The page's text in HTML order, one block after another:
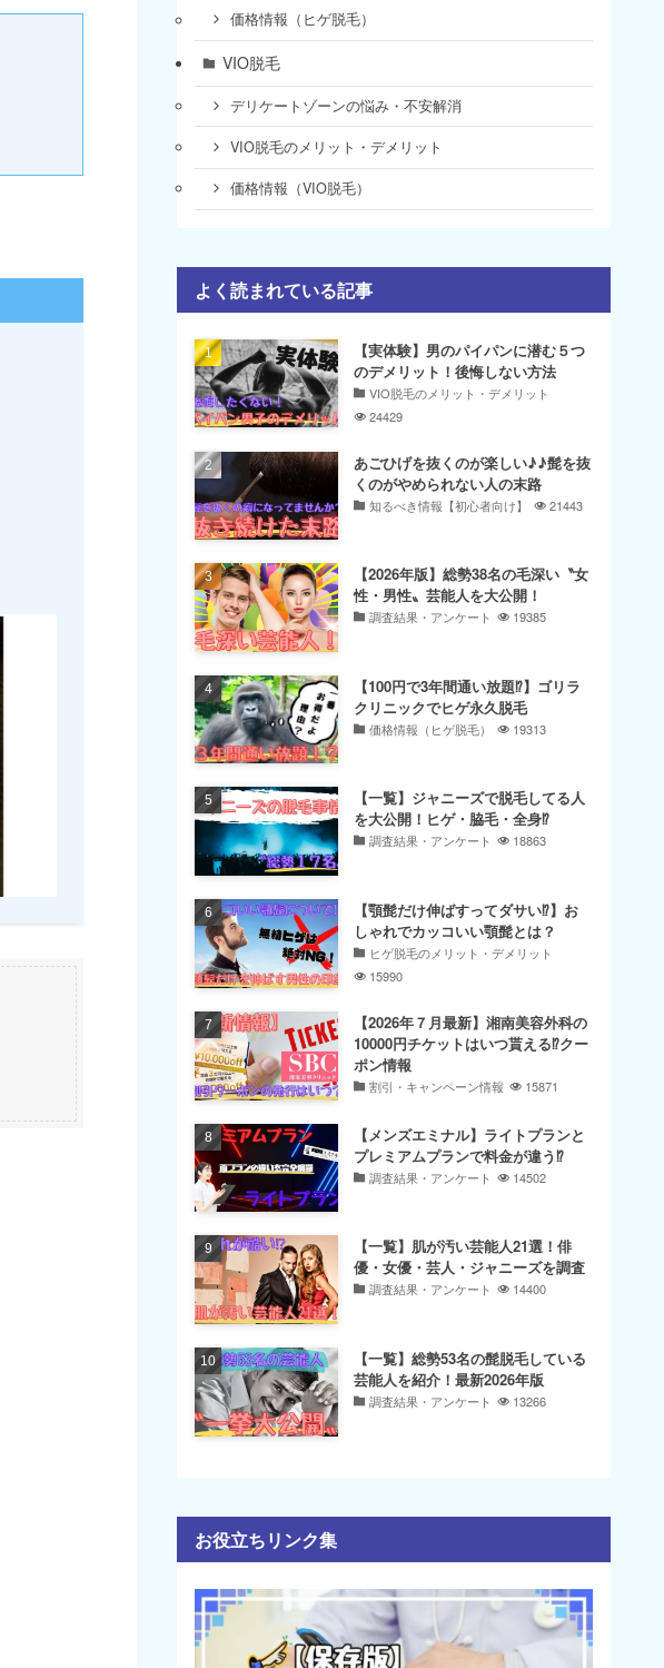
価格情報（ヒゲ脱毛）
VIO脱毛
デリケートゾーンの悩み・不安解消
VIO脱毛のメリット・デメリット
価格情報（VIO脱毛）
よく読まれている記事
【実体験】男のパイパンに潜む５つ
のデメリット！後悔しない方法
VIO脱毛のメリット・デメリット
24429
あごひげを抜くのが楽しい♪♪髭を抜
くのがやめられない人の末路
知るべき情報【初心者向け】 21443
【2026年版】総勢38名の毛深い〝女
性・男性〟芸能人を大公開！
調査結果・アンケート 19385
【100円で3年間通い放題⁉】ゴリラ
クリニックでヒゲ永久脱毛
価格情報（ヒゲ脱毛） 19313
【一覧】ジャニーズで脱毛してる人
を大公開！ヒゲ・脇毛・全身⁉
調査結果・アンケート 18863
【顎髭だけ伸ばすってダサい⁉】お
しゃれでカッコいい顎髭とは？
ヒゲ脱毛のメリット・デメリット
15990
【2026年７月最新】湘南美容外科の
10000円チケットはいつ貰える⁉クー
ポン情報
割引・キャンペーン情報 15871
【メンズエミナル】ライトプランと
プレミアムプランで料金が違う⁉
調査結果・アンケート 14502
【一覧】肌が汚い芸能人21選！俳
優・女優・芸人・ジャニーズを調査
調査結果・アンケート 14400
【一覧】総勢53名の髭脱毛している
芸能人を紹介！最新2026年版
調査結果・アンケート 13266
お役立ちリンク集